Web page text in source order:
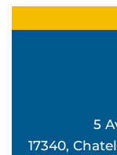
5
17340,